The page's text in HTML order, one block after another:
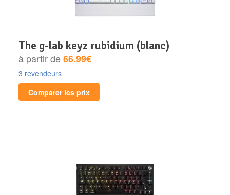
the g-lab keyz rubidium (blanc)
à partir de66.99€
3 revendeurs
Comparer les prix